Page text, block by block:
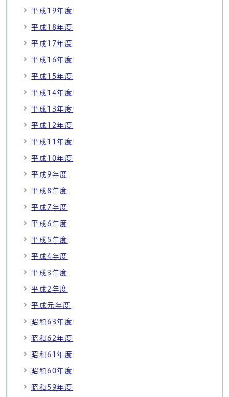
平成19年度
平成18年度
平成17年度
平成16年度
平成15年度
平成14年度
平成13年度
平成12年度
平成11年度
平成10年度
平成9年度
平成8年度
平成7年度
平成6年度
平成5年度
平成4年度
平成3年度
平成2年度
平成元年度
昭和63年度
昭和62年度
昭和61年度
昭和60年度
昭和59年度